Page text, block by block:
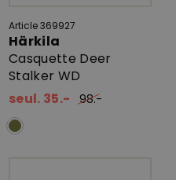
Article 369927
Härkila
Casquette Deer
Stalker WD
seul. 35.-
98.-